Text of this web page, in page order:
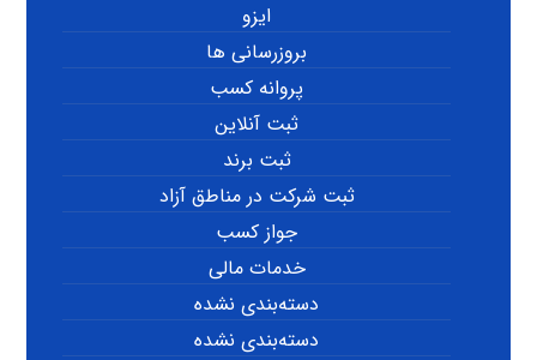
ایزو
بروزرسانی ها
پروانه کسب
ثبت آنلاین
ثبت برند
ثبت شرکت در مناطق آزاد
جواز کسب
خدمات مالی
دسته‌بندی نشده
دسته‌بندی نشده